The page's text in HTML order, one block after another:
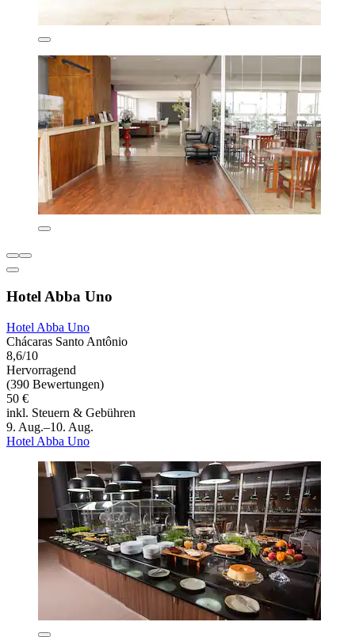
Hotel Abba Uno
Hotel Abba Uno
Chácaras Santo Antônio
8,6/10
Hervorragend
(390 Bewertungen)
50 €
inkl. Steuern & Gebühren
9. Aug.–10. Aug.
Hotel Abba Uno